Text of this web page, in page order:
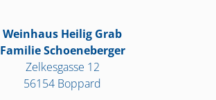
Weinhaus Heilig Grab
Familie Schoeneberger
Zelkesgasse 12
56154 Boppard